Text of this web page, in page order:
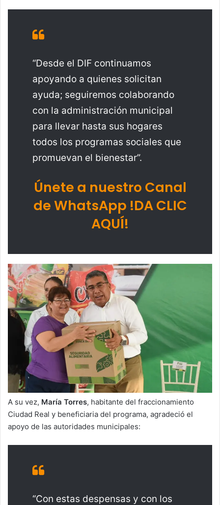
“Desde el DIF continuamos
apoyando a quienes solicitan
ayuda; seguiremos colaborando
con la administración municipal
para llevar hasta sus hogares
todos los programas sociales que
promuevan el bienestar”.
Únete a nuestro Canal
de WhatsApp !DA CLIC
AQUÍ!
A su vez, María Torres, habitante del fraccionamiento
Ciudad Real y beneficiaria del programa, agradeció el
apoyo de las autoridades municipales:
“Con estas despensas y con los